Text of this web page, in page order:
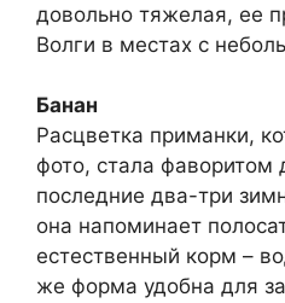
довольно тяжелая, ее
Волги в местах с
Банан
Расцветка приманки,
фото, стала фаворитом
последние два-три
она напоминает
естественный корм –
же форма удобна для